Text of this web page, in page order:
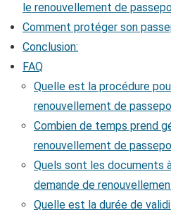
le renouvellement de
Comment protéger son
Conclusion:
FAQ
Quelle est la procédure
renouvellement de
Combien de temps prend
renouvellement de
Quels sont les documents
demande de
Quelle est la durée de